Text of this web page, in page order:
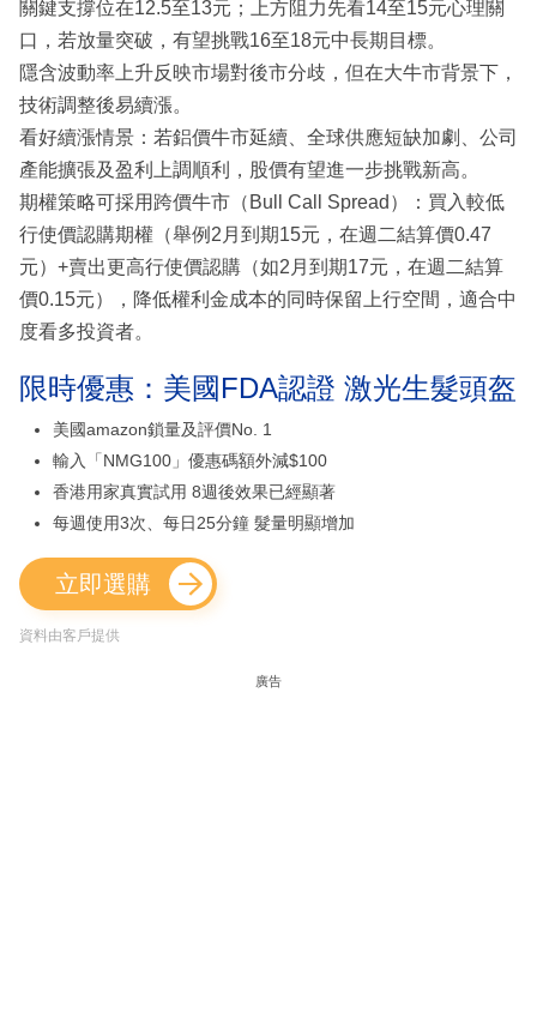
關鍵支撐位在12.5至13元；上方阻力先看14至15元心理關
口，若放量突破，有望挑戰16至18元中長期目標。
隱含波動率上升反映市場對後市分歧，但在大牛市背景下，
技術調整後易續漲。
看好續漲情景：若鋁價牛市延續、全球供應短缺加劇、公司
產能擴張及盈利上調順利，股價有望進一步挑戰新高。
期權策略可採用跨價牛市（Bull Call Spread）：買入較低
行使價認購期權（舉例2月到期15元，在週二結算價0.47
元）+賣出更高行使價認購（如2月到期17元，在週二結算
價0.15元），降低權利金成本的同時保留上行空間，適合中
度看多投資者。
限時優惠：美國FDA認證 激光生髮頭盔
美國amazon鎖量及評價No. 1
輸入「NMG100」優惠碼額外減$100
香港用家真實試用 8週後效果已經顯著
每週使用3次、每日25分鐘 髮量明顯增加
立即選購
資料由客戶提供
廣告